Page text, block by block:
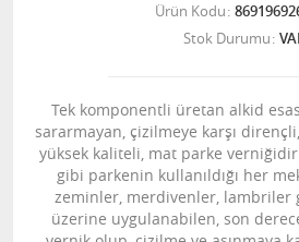
Ürün Kodu
Stok Durumu
Tek komponentli üretan alkid
sararmayan, çizilmeye karşı
yüksek kaliteli, mat parke
gibi parkenin kullanıldığı her
zeminler, merdivenler, lambriler
üzerine uygulanabilen, son